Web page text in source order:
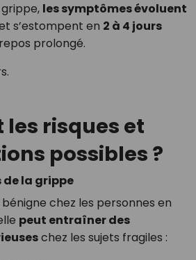
les symptômes évoluent
s’estompent en 2 à 4 jours
prolongé.
les risques et
possibles ?
la grippe
chez les personnes en
peut entraîner des
chez les sujets fragiles :